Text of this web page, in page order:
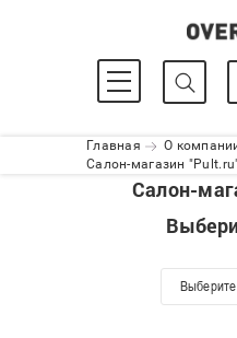
Главная О
Салон-магазин
Салон-